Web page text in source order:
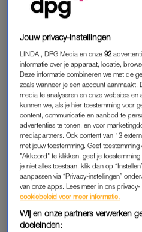
ingekocht voor hun toekomstige
‘CHATEAU MEILAND
Bij het zien van de dozen vol
“Moet dat allemaal mee?”
allemaal mee. Dit is het
paar dezelfde dozen. “Hier zit
wat we op het terras willen
Montana stelt voor om alle
het karton te halen, maar
slecht idee. “Dat gaat allemaal
niets, Montana”, zegt ze tegen
lacht ze.
Jouw privacy-instellingen
LINDA., DPG Media en onze92
informatie over je apparaat, locatie,
Deze informatie combineren we met de
zoals wanneer je een account aanmaakt.
media te analyseren en onze websites
kunnen we, als je hier toestemming voor
content, communicatie en aanbod te
advertenties te tonen, en voor
mediapartners. Ook content van 13
met jouw toestemming. Geef
"Akkoord" te klikken, geef je
je niet alles toestaan, klik dan op
aanpassen via “Privacy-instellingen”
van onze apps. Lees meer in ons
cookiebeleid voor meer informatie.
Wij en onze partners verwerken
doeleinden: